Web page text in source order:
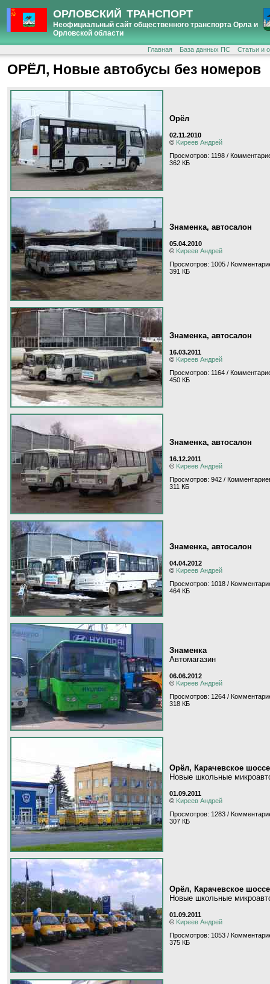
ОРЛОВСКИЙ ТРАНСПОРТ
Неофициальный сайт общественного транспорта Орла и
Орловской области
Главная База данных ПС Статьи и
ОРЁЛ, Новые автобусы без номеров
Орёл
02.11.2010
© Kиpeeв Aндpeй
Просмотров: 1198 /
362 КБ
Знаменка, автосалон
05.04.2010
© Kиpeeв Aндpeй
Просмотров: 1005 /
391 КБ
Знаменка, автосалон
16.03.2011
© Kиpeeв Aндpeй
Просмотров: 1164 /
450 КБ
Знаменка, автосалон
16.12.2011
© Kиpeeв Aндpeй
Просмотров: 942 /
311 КБ
Знаменка, автосалон
04.04.2012
© Kиpeeв Aндpeй
Просмотров: 1018 /
464 КБ
Знаменка
Автомагазин
06.06.2012
© Kиpeeв Aндpeй
Просмотров: 1264 /
318 КБ
Орёл, Карачевское шоссе
Новые школьные
01.09.2011
© Kиpeeв Aндpeй
Просмотров: 1283 /
307 КБ
Орёл, Карачевское шоссе
Новые школьные
01.09.2011
© Kиpeeв Aндpeй
Просмотров: 1053 /
375 КБ